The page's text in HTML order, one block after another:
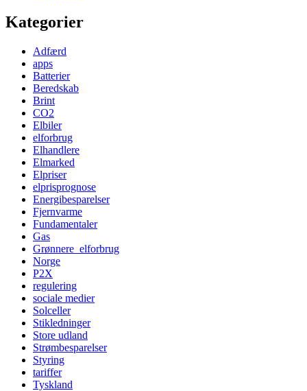
Kategorier
Adfærd
apps
Batterier
Beredskab
Brint
CO2
Elbiler
elforbrug
Elhandlere
Elmarked
Elpriser
elprisprognose
Energibesparelser
Fjernvarme
Fundamentaler
Gas
Grønnere_elforbrug
Norge
P2X
regulering
sociale medier
Solceller
Stikledninger
Store udland
Strømbesparelser
Styring
tariffer
Tyskland